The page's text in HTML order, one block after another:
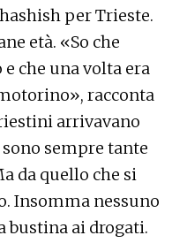
per Trieste.
età. «So che
che una volta era
racconta
arrivavano
sono sempre tante
da quello che si
Insomma nessuno
bustina ai drogati.